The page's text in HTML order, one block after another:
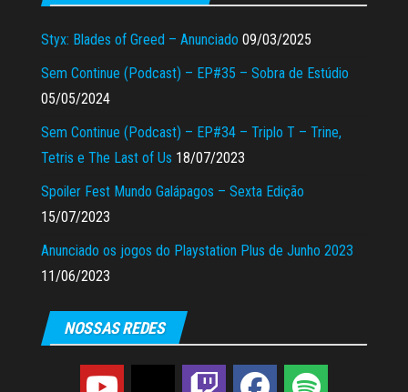
Styx: Blades of Greed – Anunciado 09/03/2025
Sem Continue (Podcast) – EP#35 – Sobra de Estúdio
05/05/2024
Sem Continue (Podcast) – EP#34 – Triplo T – Trine,
Tetris e The Last of Us 18/07/2023
Spoiler Fest Mundo Galápagos – Sexta Edição
15/07/2023
Anunciado os jogos do Playstation Plus de Junho 2023
11/06/2023
NOSSAS REDES